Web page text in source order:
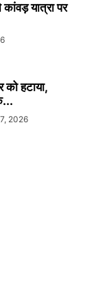
यात्रा पर
को हटाया,
2026